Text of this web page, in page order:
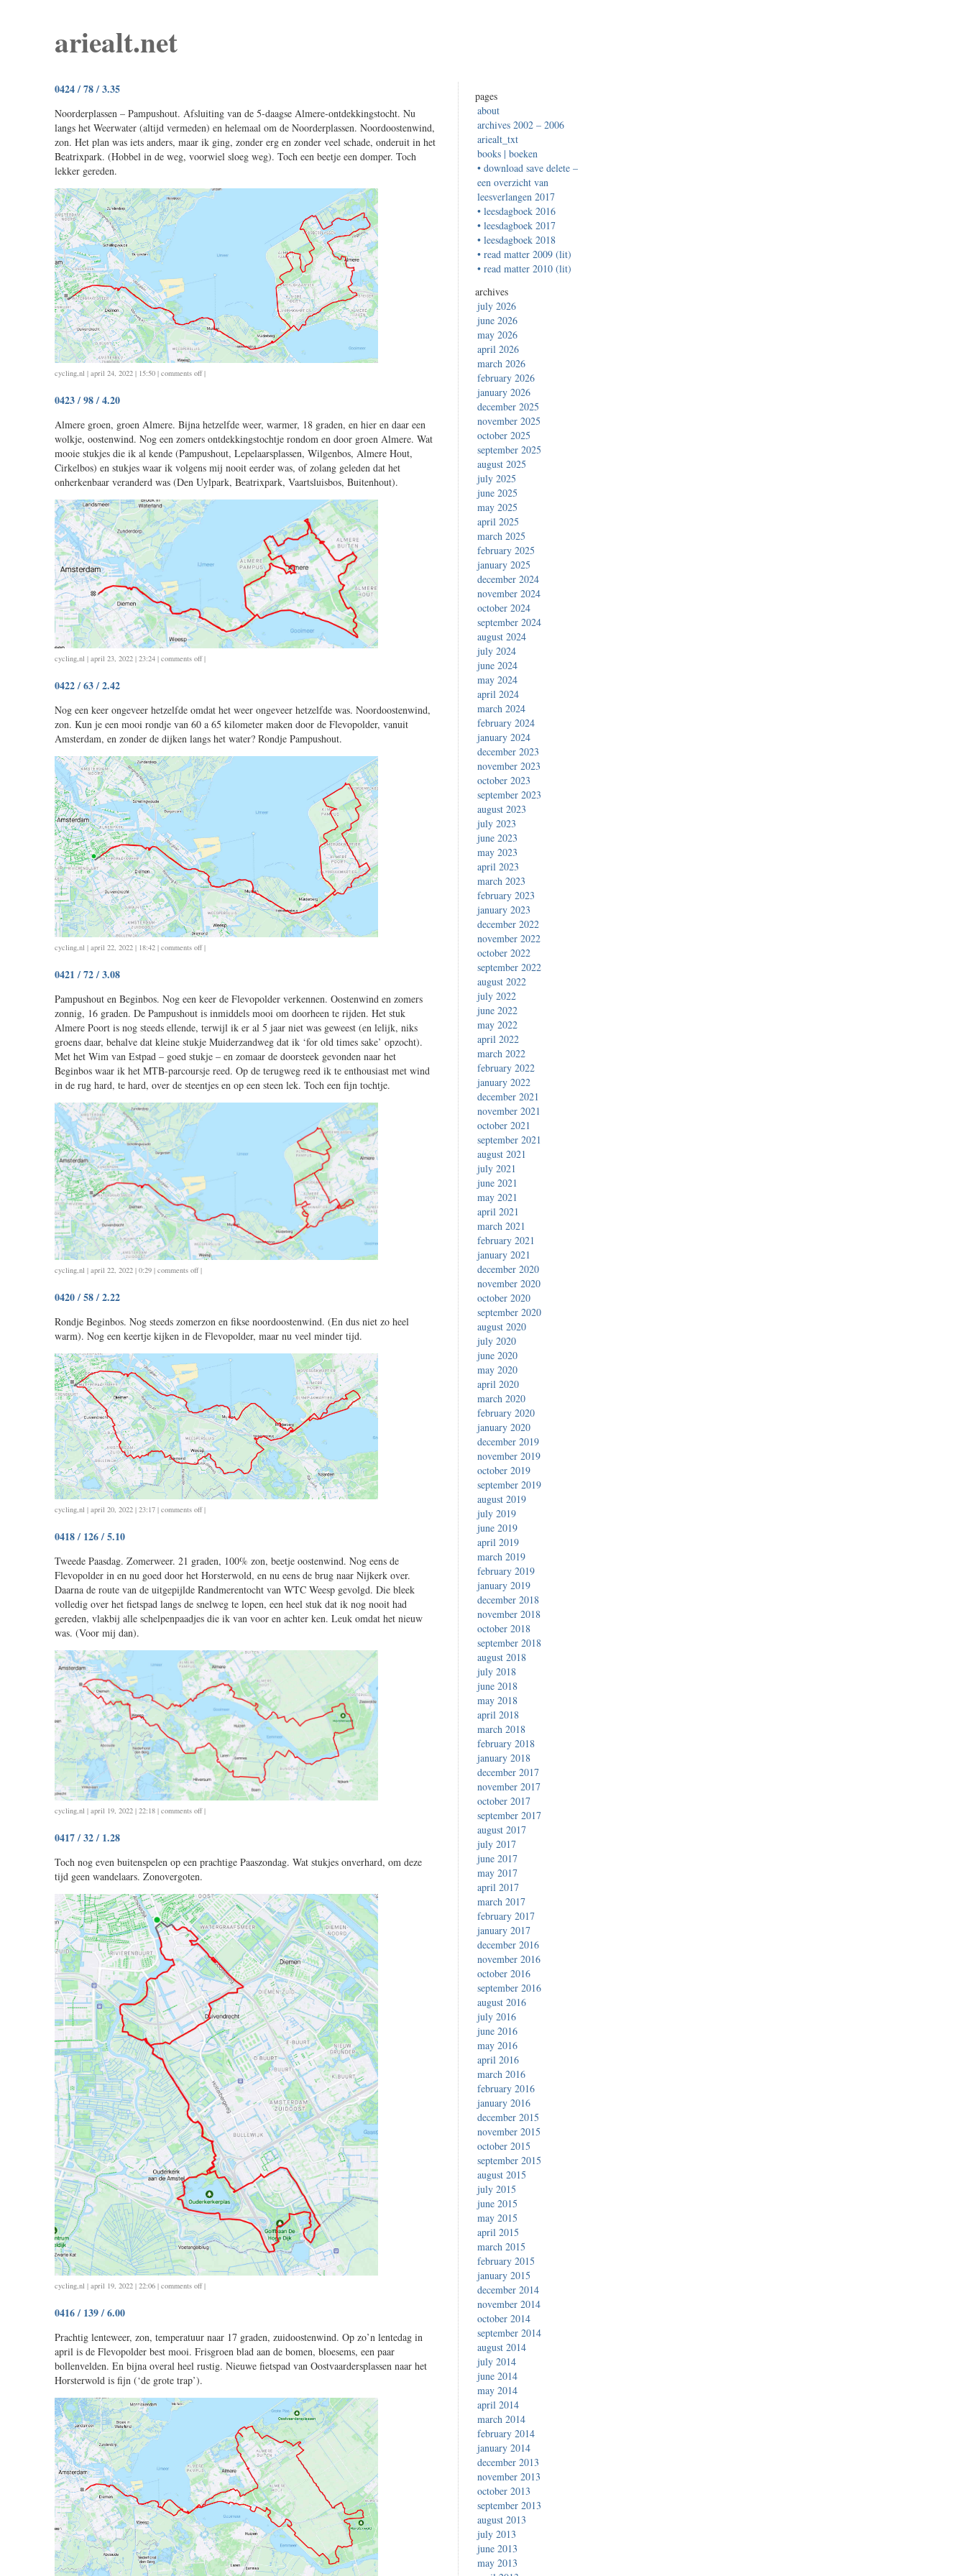
ariealt.net
0424 / 78 / 3.35
Noorderplassen – Pampushout. Afsluiting van de 5-daagse Almere-ontdekkingstocht. Nu
langs het Weerwater (altijd vermeden) en helemaal om de Noorderplassen. Noordoostenwind,
zon. Het plan was iets anders, maar ik ging, zonder erg en zonder veel schade, onderuit in het
Beatrixpark. (Hobbel in de weg, voorwiel sloeg weg). Toch een beetje een domper. Toch
lekker gereden.
cycling nl | april 24, 2022 | 15:50 | comments offon
/
3.35
|
0423 / 98 / 4.20
Almere groen, groen Almere. Bijna hetzelfde weer, warmer, 18 graden, en hier en daar een
wolkje, oostenwind. Nog een zomers ontdekkingstochtje rondom en door groen Almere. Wat
mooie stukjes die ik al kende (Pampushout, Lepelaarsplassen, Wilgenbos, Almere Hout,
Cirkelbos) en stukjes waar ik volgens mij nooit eerder was, of zolang geleden dat het
onherkenbaar veranderd was (Den Uylpark, Beatrixpark, Vaartsluisbos, Buitenhout).
cycling,nl | april 23, 2022 | 23:24 | comments offon
/
4.20
|
0422 / 63 / 2.42
Nog een keer ongeveer hetzelfde omdat het weer ongeveer hetzelfde was. Noordoostenwind,
zon. Kun je een mooi rondje van 60 a 65 kilometer maken door de Flevopolder, vanuit
Amsterdam, en zonder de dijken langs het water? Rondje Pampushout.
cycling,nl | april 22, 2022 | 18:42 | comments offon
/
2.42
|
0421 / 72 / 3.08
Pampushout en Beginbos. Nog een keer de Flevopolder verkennen. Oostenwind en zomers
zonnig, 16 graden. De Pampushout is inmiddels mooi om doorheen te rijden. Het stuk
Almere Poort is nog steeds ellende, terwijl ik er al 5 jaar niet was geweest (en lelijk, niks
groens daar, behalve dat kleine stukje Muiderzandweg dat ik ‘for old times sake’ opzocht).
Met het Wim van Estpad – goed stukje – en zomaar de doorsteek gevonden naar het
Beginbos waar ik het MTB-parcoursje reed. Op de terugweg reed ik te enthousiast met wind
in de rug hard, te hard, over de steentjes en op een steen lek. Toch een fijn tochtje.
cycling,nl | april 22, 2022 | 0:29 | comments offon
/
3.08
|
0420 / 58 / 2.22
Rondje Beginbos. Nog steeds zomerzon en fikse noordoostenwind. (En dus niet zo heel
warm). Nog een keertje kijken in de Flevopolder, maar nu veel minder tijd.
cycling,nl | april 20, 2022 | 23:17 | comments offon
/
2.22
|
0418 / 126 / 5.10
Tweede Paasdag. Zomerweer. 21 graden, 100% zon, beetje oostenwind. Nog eens de
Flevopolder in en nu goed door het Horsterwold, en nu eens de brug naar Nijkerk over.
Daarna de route van de uitgepijlde Randmerentocht van WTC Weesp gevolgd. Die bleek
volledig over het fietspad langs de snelweg te lopen, een heel stuk dat ik nog nooit had
gereden, vlakbij alle schelpenpaadjes die ik van voor en achter ken. Leuk omdat het nieuw
was. (Voor mij dan).
cycling,nl | april 19, 2022 | 22:18 | comments offon
/
5.10
|
0417 / 32 / 1.28
Toch nog even buitenspelen op een prachtige Paaszondag. Wat stukjes onverhard, om deze
tijd geen wandelaars. Zonovergoten.
cycling,nl | april 19, 2022 | 22:06 | comments offon
/
1.28
|
0416 / 139 / 6.00
Prachtig lenteweer, zon, temperatuur naar 17 graden, zuidoostenwind. Op zo’n lentedag in
april is de Flevopolder best mooi. Frisgroen blad aan de bomen, bloesems, een paar
bollenvelden. En bijna overal heel rustig. Nieuwe fietspad van Oostvaardersplassen naar het
Horsterwold is fijn (‘de grote trap’).
pages
about
archives 2002 – 2006
ariealt_txt
books | boeken
• download save delete –
een overzicht van
leesverlangen 2017
• leesdagboek 2016
• leesdagboek 2017
• leesdagboek 2018
• read matter 2009 (lit)
• read matter 2010 (lit)
archives
july 2026
june 2026
may 2026
april 2026
march 2026
february 2026
january 2026
december 2025
november 2025
october 2025
september 2025
august 2025
july 2025
june 2025
may 2025
april 2025
march 2025
february 2025
january 2025
december 2024
november 2024
october 2024
september 2024
august 2024
july 2024
june 2024
may 2024
april 2024
march 2024
february 2024
january 2024
december 2023
november 2023
october 2023
september 2023
august 2023
july 2023
june 2023
may 2023
april 2023
march 2023
february 2023
january 2023
december 2022
november 2022
october 2022
september 2022
august 2022
july 2022
june 2022
may 2022
april 2022
march 2022
february 2022
january 2022
december 2021
november 2021
october 2021
september 2021
august 2021
july 2021
june 2021
may 2021
april 2021
march 2021
february 2021
january 2021
december 2020
november 2020
october 2020
september 2020
august 2020
july 2020
june 2020
may 2020
april 2020
march 2020
february 2020
january 2020
december 2019
november 2019
october 2019
september 2019
august 2019
july 2019
june 2019
april 2019
march 2019
february 2019
january 2019
december 2018
november 2018
october 2018
september 2018
august 2018
july 2018
june 2018
may 2018
april 2018
march 2018
february 2018
january 2018
december 2017
november 2017
october 2017
september 2017
august 2017
july 2017
june 2017
may 2017
april 2017
march 2017
february 2017
january 2017
december 2016
november 2016
october 2016
september 2016
august 2016
july 2016
june 2016
may 2016
april 2016
march 2016
february 2016
january 2016
december 2015
november 2015
october 2015
september 2015
august 2015
july 2015
june 2015
may 2015
april 2015
march 2015
february 2015
january 2015
december 2014
november 2014
october 2014
september 2014
august 2014
july 2014
june 2014
may 2014
april 2014
march 2014
february 2014
january 2014
december 2013
november 2013
october 2013
september 2013
august 2013
july 2013
june 2013
may 2013